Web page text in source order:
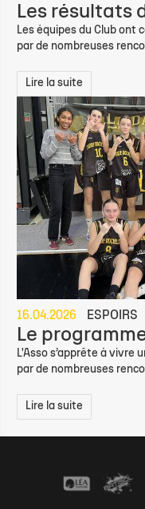
Les résultats
Les équipes du Club ont
par de nombreuses
Lire la suite
16.04.2026 ESPOIRS
Le
L'Asso s’apprête à vivre
par de nombreuses
Lire la suite